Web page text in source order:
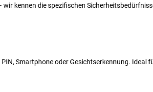
kennen die spezifischen
Smartphone oder Gesichtserkennung.